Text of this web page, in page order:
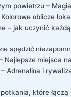
powietrzu –
oblicze
– jak uczynić
spędzić
Najlepsze miejsca
Adrenalina i
które łączą